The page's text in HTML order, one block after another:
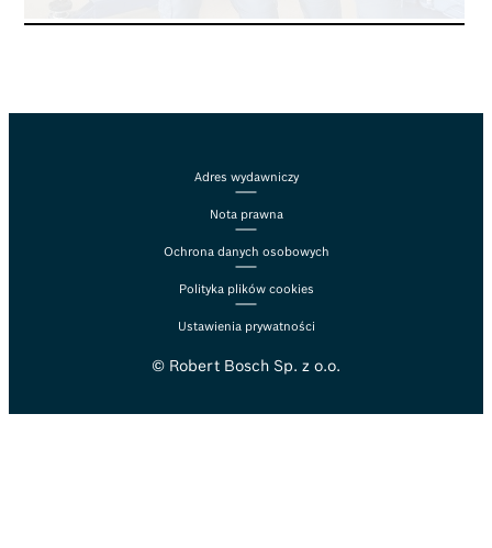
Adres wydawniczy
Nota prawna
Ochrona danych osobowych
Polityka plików cookies
Ustawienia prywatności
© Robert Bosch Sp. z o.o.